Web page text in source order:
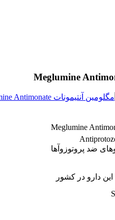
Meglumine
ضد پروتوزوآها
دارو در کشور